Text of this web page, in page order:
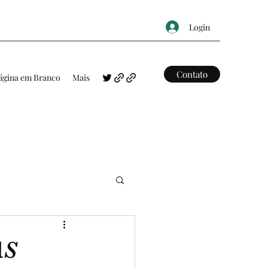
Login
em Branco Mais Contato
MAPAS